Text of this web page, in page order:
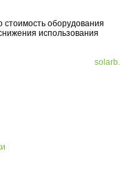
оборудования
использования